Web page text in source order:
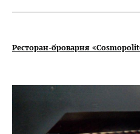
Ресторан-броварня